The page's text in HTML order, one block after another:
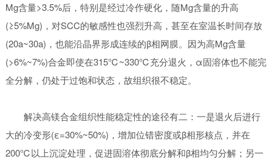
Mg含量>3.5%后，特别是经过冷作硬化，随Mg含量的升高
(≥5%Mg)，对SCC的敏感性也强烈升高，甚至在室温长时间存放
(20a~30a)，也能沿晶界形成连续的β相网膜。因为高Mg含量
(>6%~7%)合金即使在315℃~330℃充分退火，α固溶体也不能完
全分解，仍处于过饱和状态，故组织很不稳定。
解决高镁合金组织性能稳定性的途径有二：一是退火后进行
大的冷变形(ε=30%~50%)，增加位错密度或β相形核点，并在
200℃以上沉淀处理，促进固溶体彻底分解和β相均匀分解；另一